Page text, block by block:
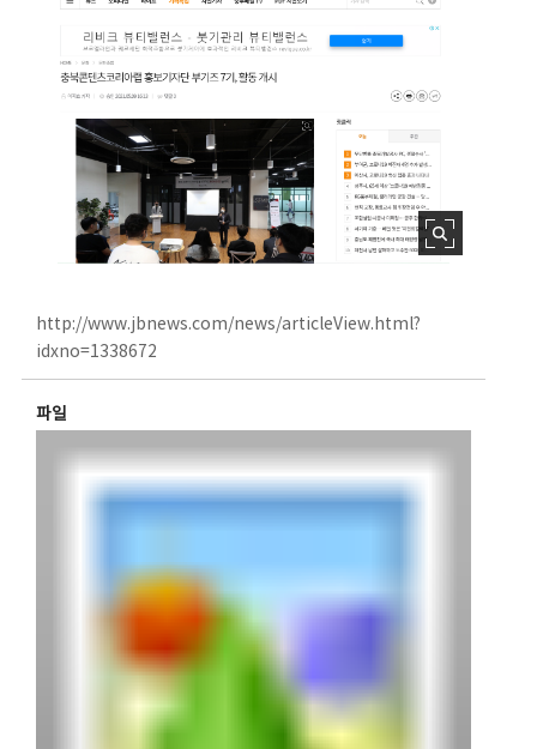
http://www.jbnews.com/news/articleView.html?
idxno=1338672
파일